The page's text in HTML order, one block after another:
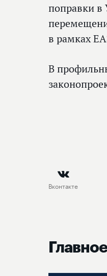
поправки в
в рамках
В
Вконтакте
Главное